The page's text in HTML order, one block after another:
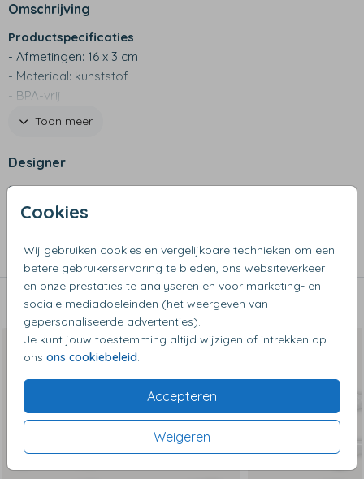
Cookies
Wij gebruiken cookies en vergelijkbare technieken om een
betere gebruikerservaring te bieden, ons websiteverkeer
en onze prestaties te analyseren en voor marketing- en
sociale mediadoeleinden (het weergeven van
gepersonaliseerde advertenties).
Je kunt jouw toestemming altijd wijzigen of intrekken op
ons ons cookiebeleid.
Accepteren
Weigeren
Omschrijving
Productspecificaties
- Afmetingen: 16 x 3 cm
- Materiaal: kunststof
- BPA-vrij
- Een driedelige set met een mes, vork en lepel
afwassen
- Ontdek ook de andere producten van het kinderservies!
Toon meer
Designer
Simply Colors
Bestek
Dit vind je misschien ook leuk